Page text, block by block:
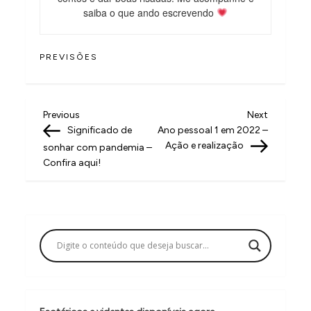
saiba o que ando escrevendo
PREVISÕES
N
a
v
a
ç
o
Previous
Post
Previous
Significado de
sonhar com pandemia –
Confira aqui!
Next
Post
Next
Ano pessoal 1 em 2022 –
Ação e realização